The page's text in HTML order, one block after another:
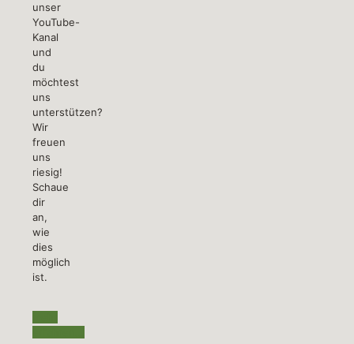
unser
YouTube-
Kanal
und
du
möchtest
uns
unterstützen?
Wir
freuen
uns
riesig!
Schaue
dir
an,
wie
dies
möglich
ist.